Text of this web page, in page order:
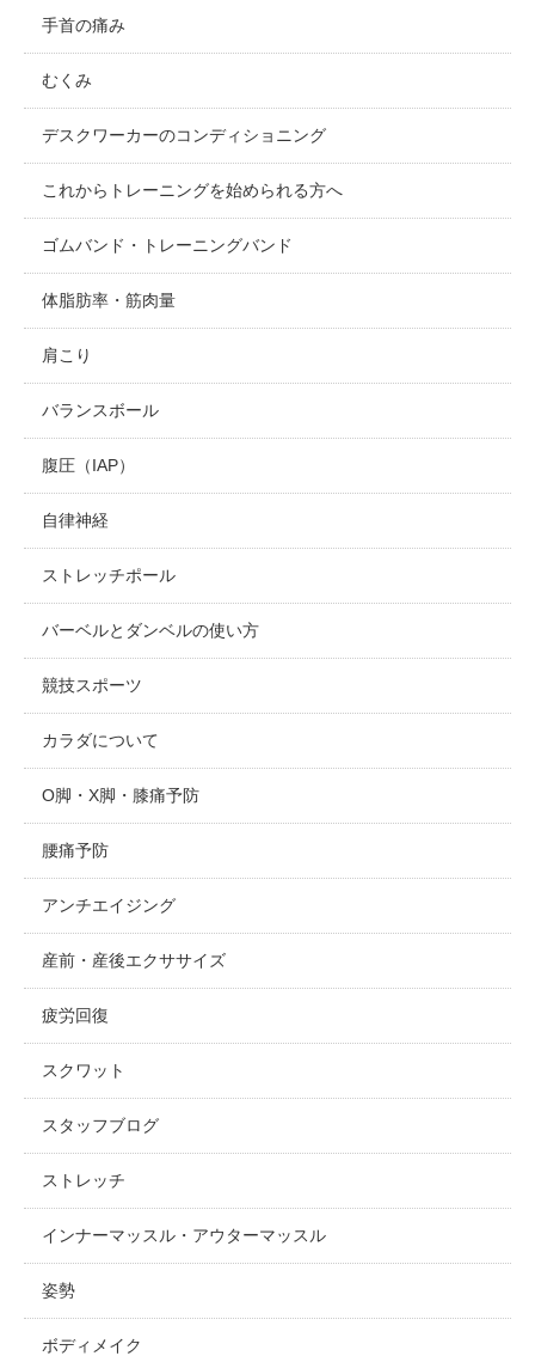
手首の痛み
むくみ
デスクワーカーのコンディショニング
これからトレーニングを始められる方へ
ゴムバンド・トレーニングバンド
体脂肪率・筋肉量
肩こり
バランスボール
腹圧（IAP）
自律神経
ストレッチポール
バーベルとダンベルの使い方
競技スポーツ
カラダについて
O脚・X脚・膝痛予防
腰痛予防
アンチエイジング
産前・産後エクササイズ
疲労回復
スクワット
スタッフブログ
ストレッチ
インナーマッスル・アウターマッスル
姿勢
ボディメイク